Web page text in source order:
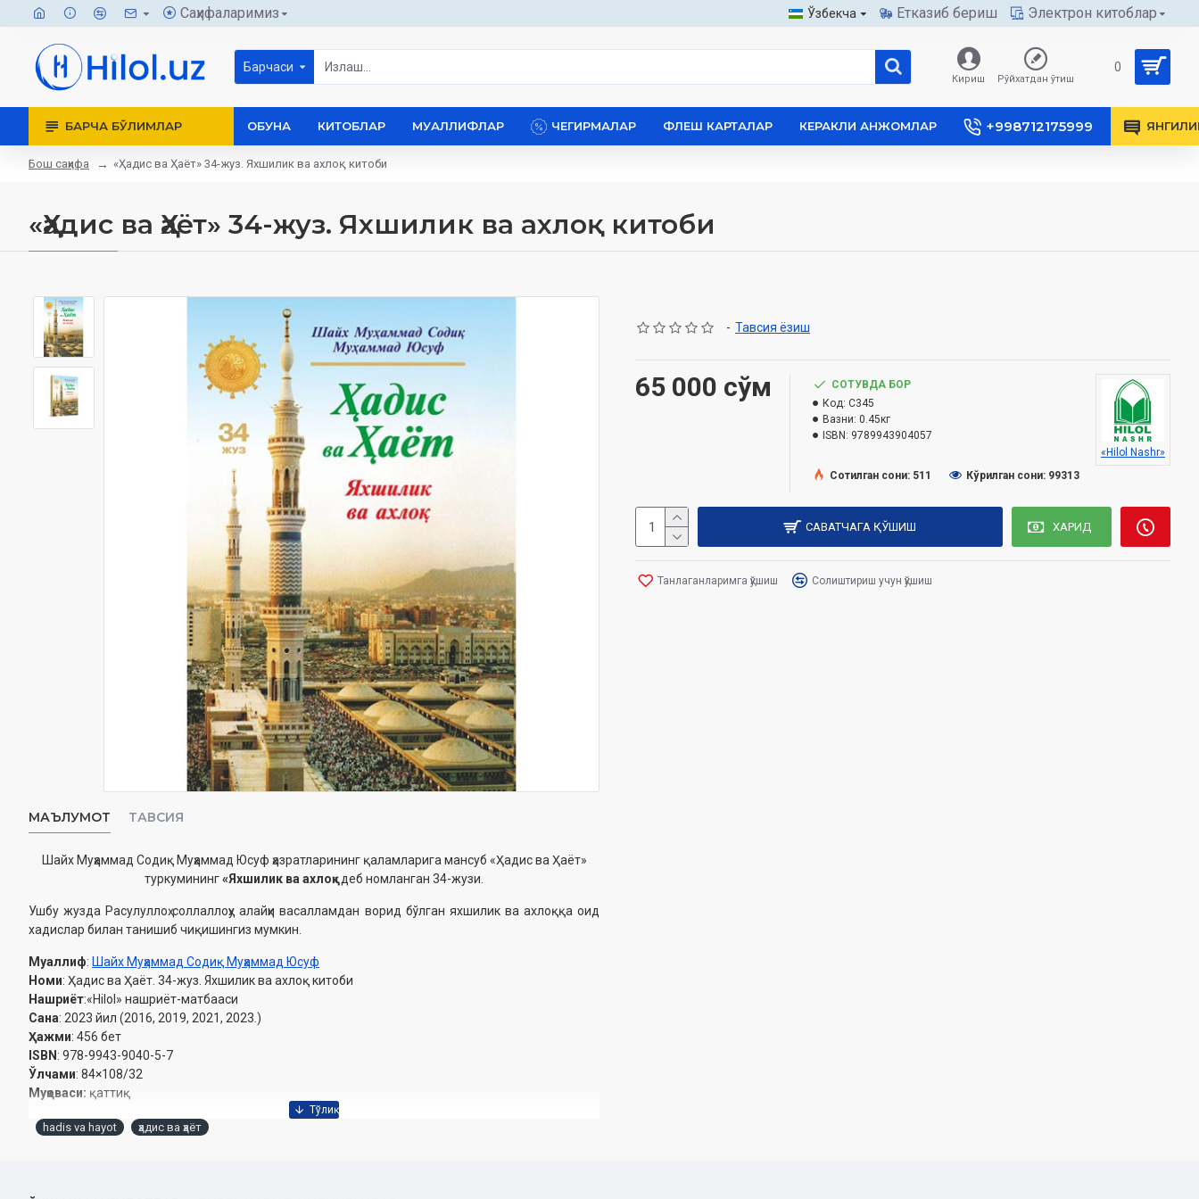
Саҳифаларимиз Ўзбекча Етказиб бериш Электрон китоблар
Барчаси
Кириш Рўйхатдан ўтиш
0
БАРЧА БЎЛИМЛАР ОБУНА КИТОБЛАР МУАЛЛИФЛАР ЧЕГИРМАЛАР ФЛЕШ КАРТАЛАР КЕРАКЛИ АНЖОМЛАР +998712175999
Бош саҳифа «Ҳадис ва Ҳаёт» 34-жуз. Яхшилик ва ахлоқ китоби
«Ҳадис ва Ҳаёт» 34-жуз. Яхшилик ва ахлоқ китоби
МАЪЛУМОТ ТАВСИЯ
Шайх Муҳаммад Содиқ Муҳаммад Юсуф ҳазратларининг қаламларига мансуб «Ҳадис ва Ҳаёт»
туркумининг«Яхшилик ва ахлоқ»деб номланган 34-жузи.
Ушбу жузда Расулуллоҳ соллаллоҳу алайҳи васалламдан ворид бўлган яхшилик ва ахлоққа оид
хадислар билан танишиб чиқишингиз мумкин.
Муаллиф: Шайх Муҳаммад Содиқ Муҳаммад Юсуф
Номи: Ҳадис ва Ҳаёт. 34-жуз. Яхшилик ва ахлоқ китоби
Нашриёт:«Нilol» нашриёт-матбааси
Сана: 2023 йил (2016, 2019, 2021, 2023.)
Ҳажми: 456 бет
ISBN : 978-9943-9040-5-7
Ўлчами: 84×108/32
Муқоваси: қаттиқ
Ушбу китобниниг электрон нашри ҳам бор. Уни ўқиш учун сизга «Hilol eBook» дастури керак
- Тавсия ёзиш
65 000 сўм
СОТУВДА БОР
Код: C345
Вазни: 0.45кг
ISBN: 9789943904057
«Hilol Nashr»
Сотилган сони: 511
Кўрилган сони: 99313
САВАТЧАГА ҚЎШИШ ХАРИД
Танлаганларимга қўшиш Солиштириш учун қўшиш
hadis va hayot ҳадис ва ҳаёт